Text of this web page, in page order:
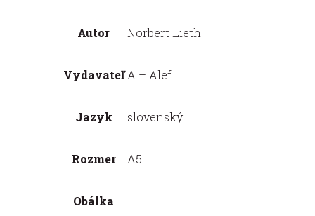
Autor Norbert Lieth
Vydavateľ A – Alef
Jazyk slovenský
Rozmer A5
Obálka –